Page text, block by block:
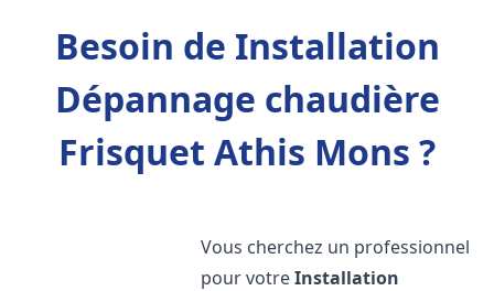
Besoin de Installation
Dépannage chaudière
Frisquet Athis Mons ?
Vous cherchez un professionnel
pour votreInstallation